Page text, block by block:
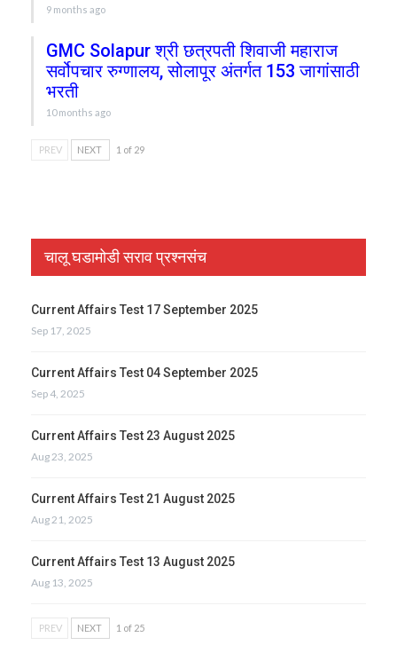
9 months ago
GMC Solapur श्री छत्रपती शिवाजी महाराज
सर्वोपचार रुग्णालय, सोलापूर अंतर्गत 153 जागांसाठी
भरती
10 months ago
PREV NEXT 1 of 29
चालू घडामोडी सराव प्रश्नसंच
Current Affairs Test 17 September 2025
Sep 17, 2025
Current Affairs Test 04 September 2025
Sep 4, 2025
Current Affairs Test 23 August 2025
Aug 23, 2025
Current Affairs Test 21 August 2025
Aug 21, 2025
Current Affairs Test 13 August 2025
Aug 13, 2025
PREV NEXT 1 of 25